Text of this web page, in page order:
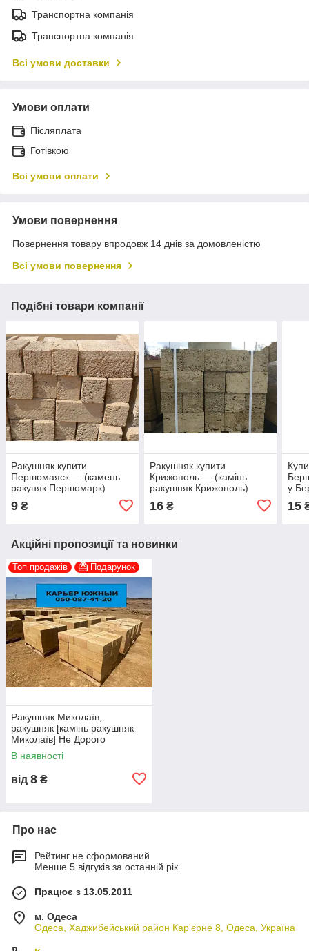
Транспортна компанія
Транспортна компанія
Всі умови доставки
Умови оплати
Післяплата
Готівкою
Всі умови оплати
Умови повернення
Повернення товару впродовж 14 днів за домовленістю
Всі умови повернення
Подібні товари компанії
Ракушняк купити
Першомаяск — (камень
ракуняк Першомарк)
Ніколаєвська обл. <unk>
9 ₴
Ракушняк купити
Крижополь — (камінь
ракушняк Крижополь)
<unk> ракушняк винниця
та винницька зона. <unk>
16₴
у
15
Акційні пропозиції та новинки
Топ продажів Подарунок
Ракушняк Миколаїв,
ракушняк [камінь ракушняк
Миколаїв] Не Дорого
В наявності
від 8 ₴
Про нас
Рейтинг не сформований
Менше 5 відгуків за останній рік
Працює з 13.05.2011
м. Одеса
Одеса, Хаджибейський район Кар'єрне 8, Одеса, Україна